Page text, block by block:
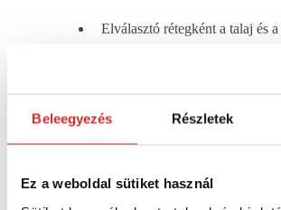
Beleegyezés Részletek
Ez a weboldal sütiket használ
Elválasztó rétegként a talaj és
Térkő alá, hogy
Vízszűrésre használt
Üvegházakban és fóliasátrakban